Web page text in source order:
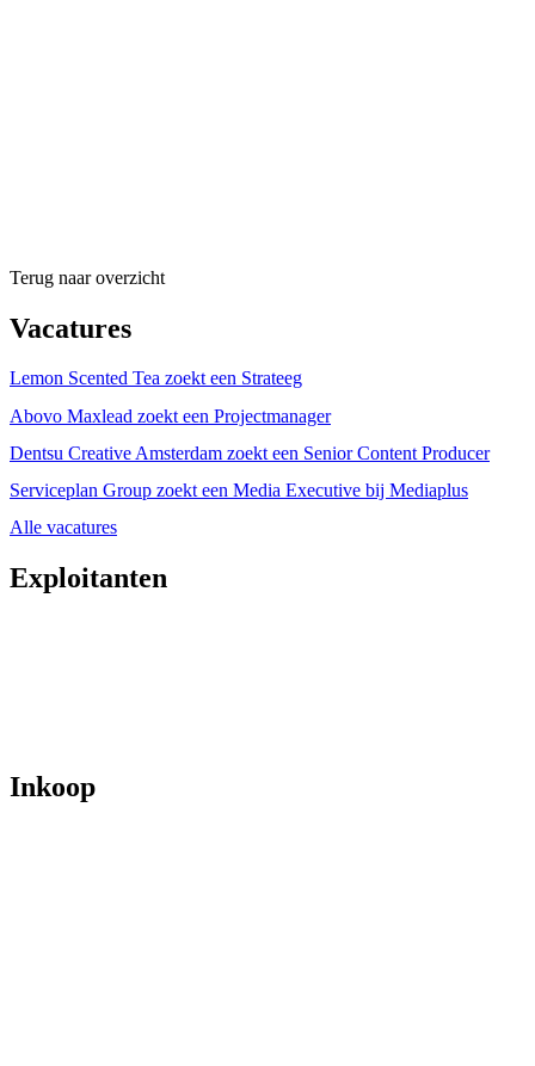
Terug naar overzicht
Vacatures
Lemon Scented Tea zoekt een Strateeg
Abovo Maxlead zoekt een Projectmanager
Dentsu Creative Amsterdam zoekt een Senior Content Producer
Serviceplan Group zoekt een Media Executive bij Mediaplus
Alle vacatures
Exploitanten
Inkoop